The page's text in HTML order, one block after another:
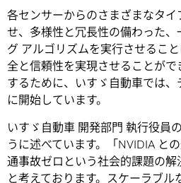
各センサーからのさまざまなタ
せ、多様性と冗長性の備わった、
グ アルゴリズムを実行させるこ
全と信頼性を実現させることが
するために、いすゞ自動車では
に開始しています。
いすゞ自動車 開発部門 執行役員
うに述べています。「NVIDIA と
通事故ゼロという社会的課題の
と考えております。スケーラブル